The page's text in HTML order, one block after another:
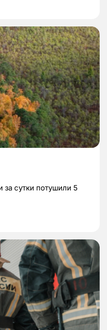
за сутки потушили 5